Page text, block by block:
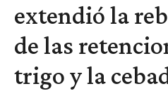
extendió la
de las
trigo y la